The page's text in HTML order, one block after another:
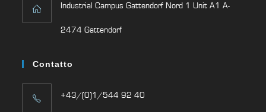
Industrial Campus Gattendorf Nord 1 Unit A1 A-
2474 Gattendorf
Contatto
+43/(0)1/544 92 40